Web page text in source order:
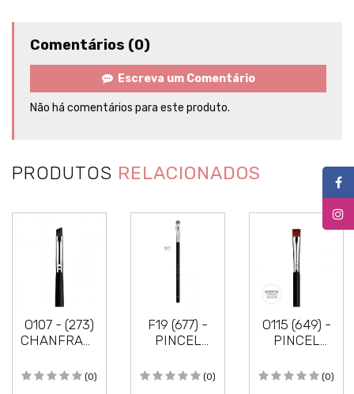
Comentários (0)
Escreva um Comentário
Não há comentários para este produto.
PRODUTOS RELACIONADOS
O107 - (273)
CHANFRADO
(0)
F19 (677) -
PINCEL
PEQUENO(0)
O115 (649) -
PINCEL
(0)